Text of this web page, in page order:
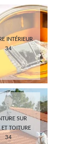
INTÉRIEUR
34
SUR
ET TOITURE
34